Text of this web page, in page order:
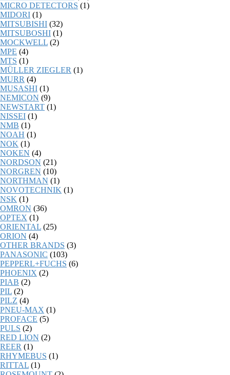
MICRO DETECTORS (1)
MIDORI (1)
MITSUBISHI (32)
MITSUBOSHI (1)
MOCKWELL (2)
MPE (4)
MTS (1)
MÜLLER ZIEGLER (1)
MURR (4)
MUSASHI (1)
NEMICON (9)
NEWSTART (1)
NISSEI (1)
NMB (1)
NOAH (1)
NOK (1)
NOKEN (4)
NORDSON (21)
NORGREN (10)
NORTHMAN (1)
NOVOTECHNIK (1)
NSK (1)
OMRON (36)
OPTEX (1)
ORIENTAL (25)
ORION (4)
OTHER BRANDS (3)
PANASONIC (103)
PEPPERL+FUCHS (6)
PHOENIX (2)
PIAB (2)
PIL (2)
PILZ (4)
PNEU-MAX (1)
PROFACE (5)
PULS (2)
RED LION (2)
REER (1)
RHYMEBUS (1)
RITTAL (1)